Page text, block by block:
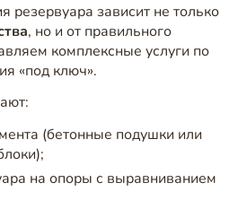
резервуара зависит не только
, но и от правильного
комплексные услуги по
«под ключ».
(бетонные подушки или
на опоры с выравниванием